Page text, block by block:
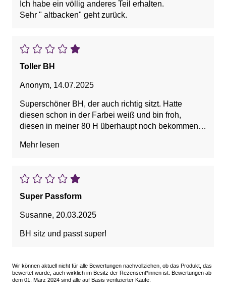
Ich habe ein völlig anderes Teil erhalten.
Sehr " altbacken" geht zurück.
Toller BH
Anonym, 14.07.2025
Superschöner BH, der auch richtig sitzt. Hatte
diesen schon in der Farbei weiß und bin froh,
diesen in meiner 80 H überhaupt noch bekommen
Mehr lesen
Super Passform
Susanne, 20.03.2025
BH sitz und passt super!
Wir können aktuell nicht für alle Bewertungen nachvollziehen, ob das Produkt, das
bewertet wurde, auch wirklich im Besitz der Rezensent*innen ist. Bewertungen ab
dem 01. März 2024 sind alle auf Basis verifizierter Käufe.